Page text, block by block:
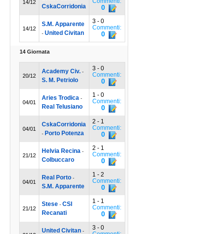
14/12
CskaCorridonia 0
14/12
S.M. Apparente
- United Civitan
3 - 0
Commenti:
0
14 Giornata
20/12
Academy Civ.-
S. M. Petriolo
3 - 0
Commenti:
0
04/01
Aries Trodica -
Real Telusiano
1 - 0
Commenti:
0
04/01
CskaCorridonia
- Porto Potenza
2 - 1
Commenti:
0
21/12
Helvia Recina -
Colbuccaro
2 - 1
Commenti:
0
04/01
Real Porto-
S.M. Apparente
1 - 2
Commenti:
0
21/12
Stese- CSI
Recanati
1 - 1
Commenti:
0
United Civitan-
3 - 0